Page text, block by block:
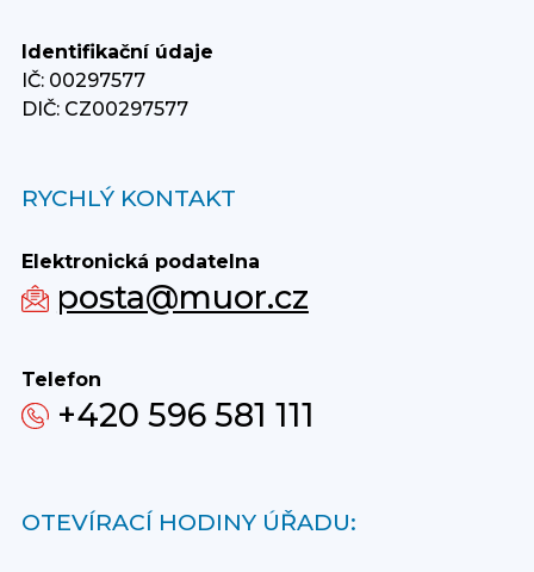
Identifikační údaje
IČ: 00297577
DIČ: CZ00297577
RYCHLÝ KONTAKT
Elektronická podatelna
posta@muor.cz
Telefon
+420 596 581 111
OTEVÍRACÍ HODINY ÚŘADU: